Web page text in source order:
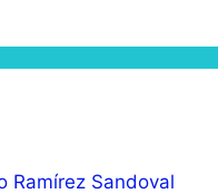
Ramírez Sandoval